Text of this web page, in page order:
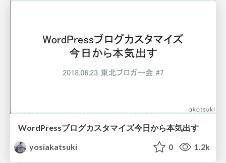
WordPressブログカスタマイズ今日から本気出す
yosiakatsuki
0 1.2k